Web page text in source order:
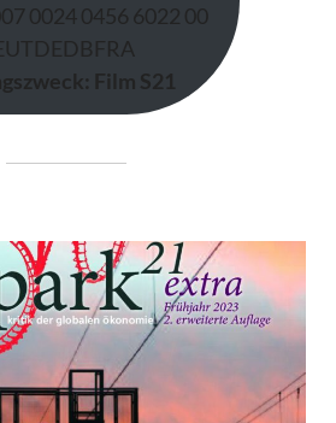
0024 0456 6022 00
Film S21